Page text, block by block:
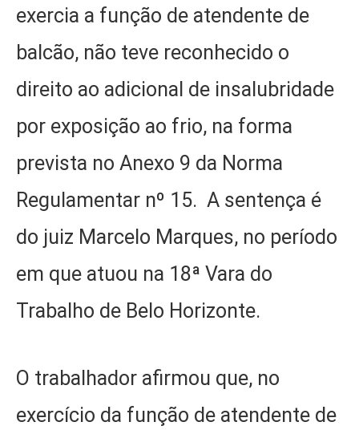
exercia a função de atendente de
balcão, não teve reconhecido o
direito ao adicional de insalubridade
por exposição ao frio, na forma
prevista no Anexo 9 da Norma
Regulamentar nº 15. A sentença é
do juiz Marcelo Marques, no período
em que atuou na 18ª Vara do
Trabalho de Belo Horizonte.
O trabalhador afirmou que, no
exercício da função de atendente de